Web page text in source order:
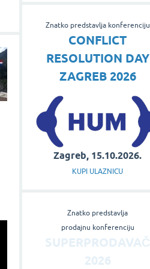
Znatko predstavlja konferenciju
CONFLICT
RESOLUTION DAY
ZAGREB 2026
Zagreb, 15.10.2026.
KUPI ULAZNICU
Znatko predstavlja
prodajnu konferenciju
SUPERPRODAVAČ
2026